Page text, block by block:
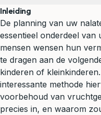
Inleiding
De planning van uw
essentieel onderdeel van
mensen wensen hun
te dragen aan de
kinderen of
interessante methode
voorbehoud van
precies in, en waarom